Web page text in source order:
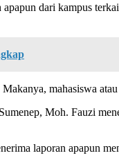
dari kampus
mahasiswa
Moh. Fauzi
laporan apapun